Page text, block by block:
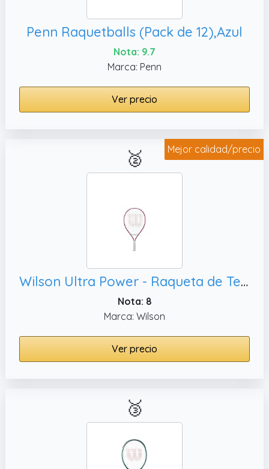
Penn Raquetballs (Pack de 12),Azul
Nota: 9.7
Marca: Penn
Ver precio
Mejor calidad/precio
🥈
Wilson Ultra Power - Raqueta de Tenis recreativa Junior de 19 Pulgadas, Rosa/Blanco/Azul
Nota: 8
Marca: Wilson
Ver precio
🥉